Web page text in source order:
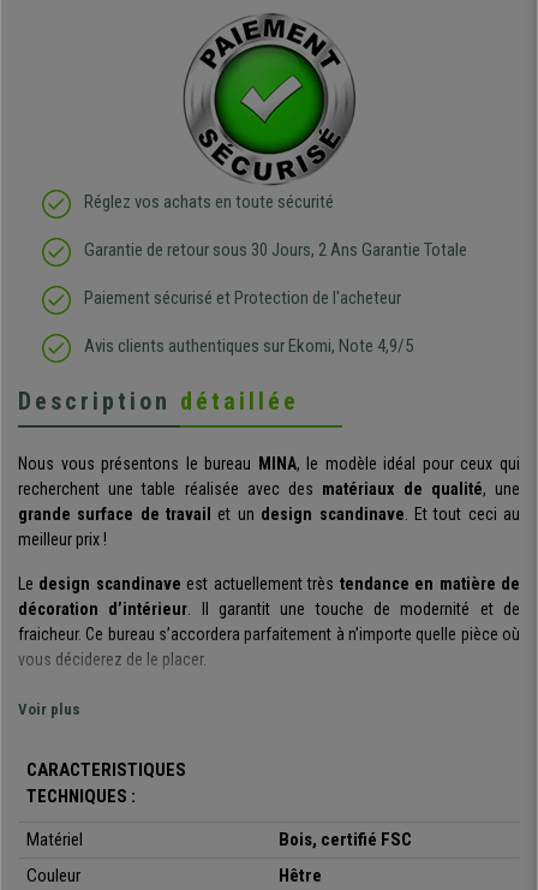
Réglez vos achats en toute sécurité
Garantie de retour sous 30 Jours, 2 Ans Garantie Totale
Paiement sécurisé et Protection de l'acheteur
Avis clients authentiques sur Ekomi, Note 4,9/5
Description détaillée
Nous vous présentons le bureau MINA, le modèle idéal pour ceux qui
recherchent une table réalisée avec des matériaux de qualité, une
grande surface de travail
et un design scandinave. Et tout ceci au
meilleur prix !
Le design scandinave est actuellement très tendance en matière de
décoration d’intérieur. Il garantit une touche de modernité et de
fraicheur. Ce bureau s’accordera parfaitement à n’importe quelle pièce où
vous déciderez de le placer.
Le bureau est fabriqué en bois d’acacia et recouvert d’un vernis
fabriqué à la main, les pièces sont donc totalement uniques.
utile de 115 cm
de large et 60 de profondeur , ce qui en fait un modèle
exceptionnel en termes de dimensions et d'utilisation.
Voir plus
CARACTERISTIQUES
TECHNIQUES :
Matériel
Bois, certifié FSC
Couleur
Hêtre